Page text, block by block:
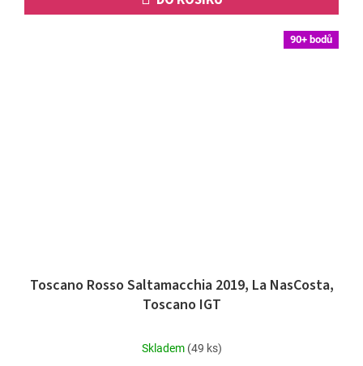
90+ bodů
Toscano Rosso Saltamacchia 2019, La NasCosta,
Toscano IGT
Průměrné
Skladem (49 ks)